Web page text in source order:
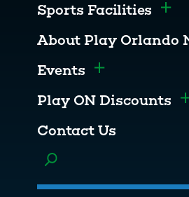
Sports Facilities
About Play Orlando
Events Toggle menu
Play ON Discounts
Contact Us
Toggle menu